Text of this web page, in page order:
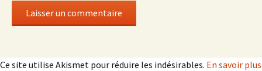
Ce site utilise Akismet pour réduire les indésirables. En savoir plus